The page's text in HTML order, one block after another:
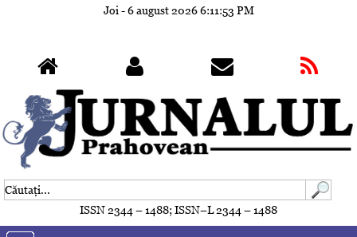
Joi - 6 august 20266:11:56 PM
ISSN 2344 – 1488; ISSN–L 2344 – 1488